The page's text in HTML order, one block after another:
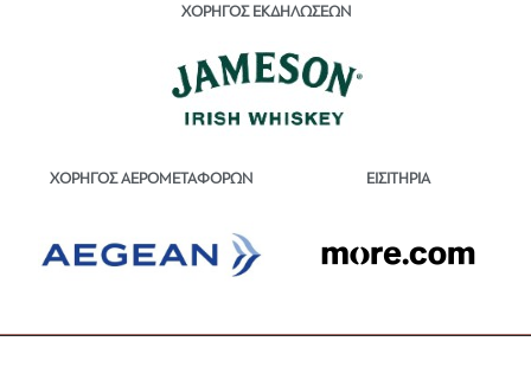
ΧΟΡΗΓΟΣ ΕΚΔΗΛΩΣΕΩΝ
ΧΟΡΗΓΟΣ ΑΕΡΟΜΕΤΑΦΟΡΩΝ ΕΙΣΙΤΗΡΙΑ